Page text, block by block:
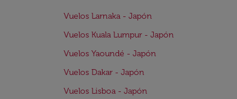
Vuelos Larnaka - Japón
Vuelos Kuala Lumpur - Japón
Vuelos Yaoundé - Japón
Vuelos Dakar - Japón
Vuelos Lisboa - Japón